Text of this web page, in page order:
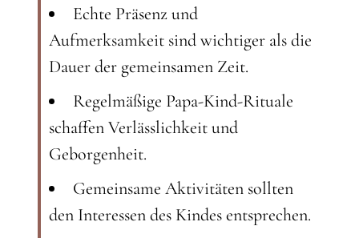
Echte Präsenz und
Aufmerksamkeit sind wichtiger als die
Dauer der gemeinsamen Zeit.
Regelmäßige Papa-Kind-Rituale
schaffen Verlässlichkeit und
Geborgenheit.
Gemeinsame Aktivitäten sollten
den Interessen des Kindes entsprechen.